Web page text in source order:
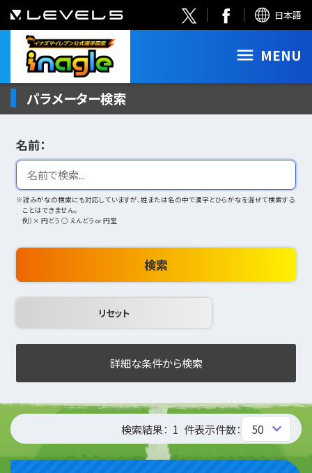
日本語
MENU
パラメーター検索
名前：
※読みがなの検索にも対応していますが、姓または名の中で漢字とひらがなを混ぜて検索する
ことはできません。
例）× 円どう ○ えんどう or 円堂
検索
詳細な条件から検索
検索結果： 1 件表示件数：